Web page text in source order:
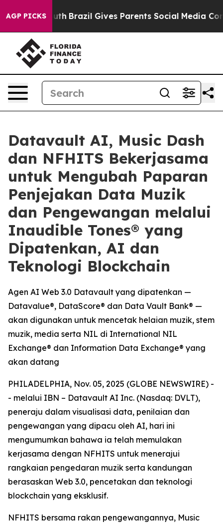
AGP PICKS
to Youth Brazil Gives Parents Social Media Controls
Datavault AI, Music Dash
dan NFHITS Bekerjasama
untuk Mengubah Paparan
Penjejakan Data Muzik
dan Pengewangan melalui
Inaudible Tones® yang
Dipatenkan, AI dan
Teknologi Blockchain
Agen AI Web 3.0 Datavault yang dipatenkan —
Datavalue®, DataScore® dan Data Vault Bank® —
akan digunakan untuk mencetak helaian muzik, stem
muzik, media serta NIL di International NIL
Exchange® dan Information Data Exchange® yang
akan datang
PHILADELPHIA, Nov. 05, 2025 (GLOBE NEWSWIRE) -
- melalui IBN – Datavault AI Inc. (Nasdaq: DVLT),
peneraju dalam visualisasi data, penilaian dan
pengewangan yang dipacu oleh AI, hari ini
mengumumkan bahawa ia telah memulakan
kerjasama dengan NFHITS untuk menerajui
rangkaian pengedaran muzik serta kandungan
berasaskan Web 3.0, pencetakan dan teknologi
blockchain yang eksklusif.
NFHITS bersama rakan pengewangannya, Music